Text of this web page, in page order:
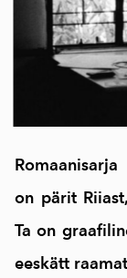
on pärit
Ta on
eeskätt